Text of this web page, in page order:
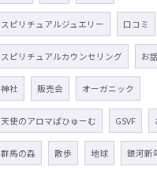
スピリチュアルジュエリー 口コミ
スピリチュアルカウンセリング お
神社 販売会 オーガニック
天使のアロマぱひゅーむ GSVF
群馬の森 散歩 地球 銀河新